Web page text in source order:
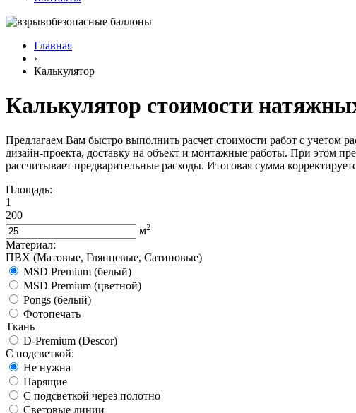
Главная
›
Калькулятор
Калькулятор стоимости
Предлагаем Вам быстро выполнить расчет стоимости работ с учетом
дизайн-проекта, доставку на объект и монтажные работы. При этом
рассчитывает предварительные расходы. Итоговая сумма
Площадь:
1
200
м2
Материал:
ПВХ (Матовые, Глянцевые, Сатиновые)
MSD Premium (белый)
MSD Premium (цветной)
Pongs (белый)
Фотопечать
Ткань
D-Premium (Descor)
С подсветкой:
Не нужна
Парящие
С подсветкой через полотно
Световые линии